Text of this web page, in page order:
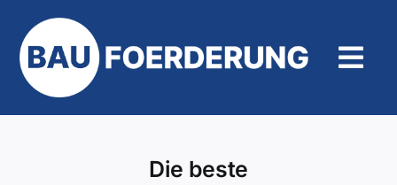
Inhalt
springen
Die beste